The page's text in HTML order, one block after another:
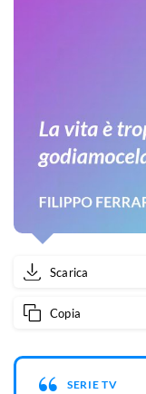
Scarica
Copia
SERIE TV